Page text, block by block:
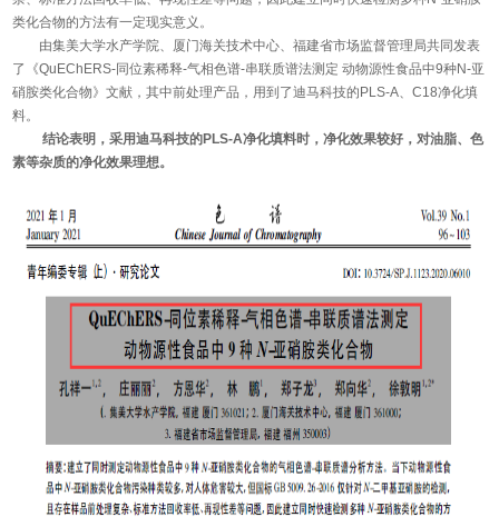
类化合物的方法有一定现实意义。
由集美大学水产学院、厦门海关技术中心、福建省市场监督管理局共同发表
了《QuEChERS-同位素稀释-气相色谱-串联质谱法测定 动物源性食品中9种N-亚
硝胺类化合物》文献，其中前处理产品，用到了迪马科技的PLS-A、C18净化填
料。
结论表明，采用迪马科技的PLS-A净化填料时，净化效果较好，对油脂、色
素等杂质的净化效果理想。